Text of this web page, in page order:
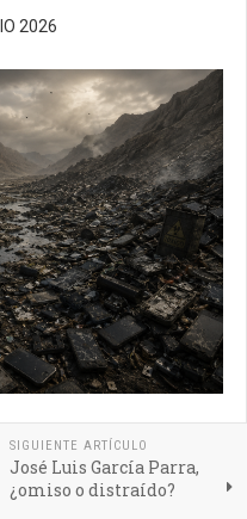
2026
SIGUIENTE ARTÍCULO
José Luis García Parra,
¿omiso o distraído?